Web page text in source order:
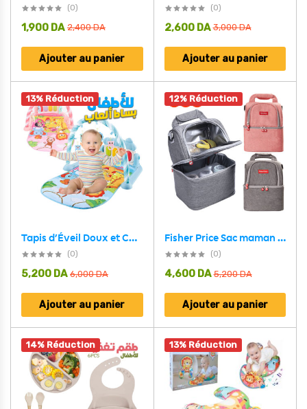
(0)
2,400DA
1,900 DA
Ajouter au panier
(0)
3,000DA
2,600 DA
Ajouter au panier
13% Réduction
Tapis d’Éveil Doux et Coloré pour bébé Avec Piano – بساط ألعاب للأطفال
(0)
6,000DA
5,200 DA
Ajouter au panier
12% Réduction
Fisher Price Sac maman avec Plusieurs Compartiments – حقيبة الرضيع
(0)
5,200DA
4,600 DA
Ajouter au panier
14% Réduction 13% Réduction